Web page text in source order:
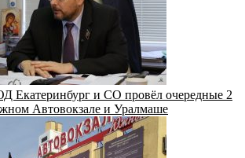
Екатеринбург и СО провёл очередные 2
Автовокзале и Уралмаше